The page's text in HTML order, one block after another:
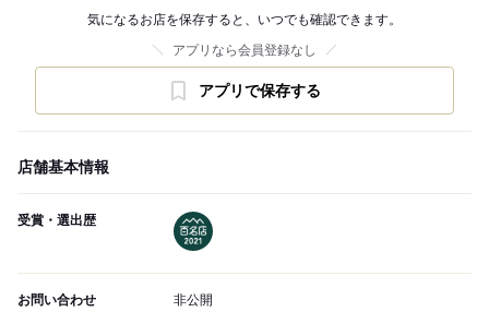
気になるお店を保存すると、いつでも確認できます。
アプリなら会員登録なし
アプリで保存する
店舗基本情報
受賞・選出歴
お問い合わせ 非公開